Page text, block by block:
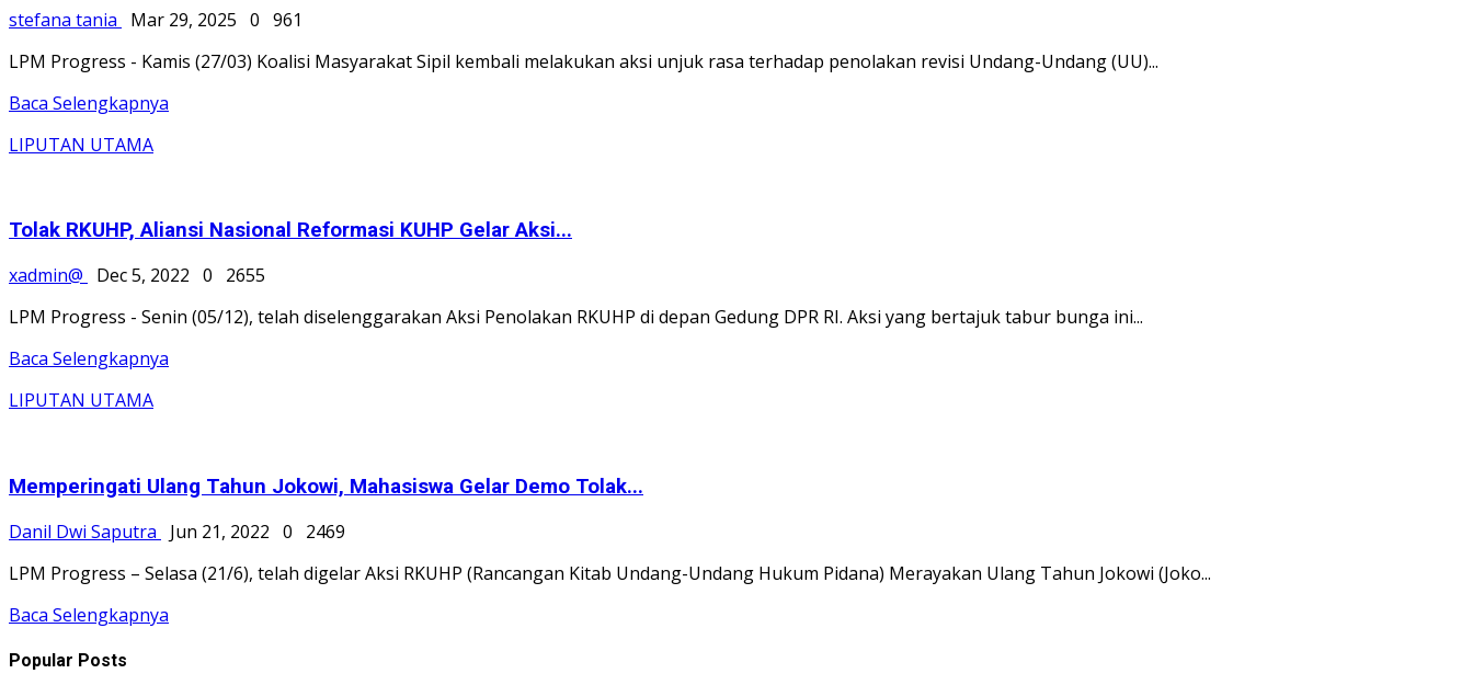
stefana tania
Mar 29, 2025 0 961
LPM Progress - Kamis (27/03) Koalisi Masyarakat Sipil kembali melakukan aksi unjuk rasa terhadap penolakan revisi Undang-Undang (UU)...
Baca Selengkapnya
LIPUTAN UTAMA
Tolak RKUHP, Aliansi Nasional Reformasi KUHP Gelar Aksi...
xadmin@
Dec 5, 2022 0
2655
LPM Progress - Senin (05/12), telah diselenggarakan Aksi Penolakan RKUHP di depan Gedung DPR RI. Aksi yang bertajuk tabur bunga ini...
Baca Selengkapnya
LIPUTAN UTAMA
Memperingati Ulang Tahun Jokowi, Mahasiswa Gelar Demo Tolak...
Danil Dwi Saputra
Jun 21, 2022 0
2469
LPM Progress – Selasa (21/6), telah digelar Aksi RKUHP (Rancangan Kitab Undang-Undang Hukum Pidana) Merayakan Ulang Tahun Jokowi (Joko...
Baca Selengkapnya
Popular Posts